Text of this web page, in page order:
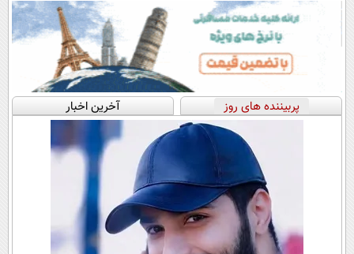
پربیننده های روز آخرین اخبار